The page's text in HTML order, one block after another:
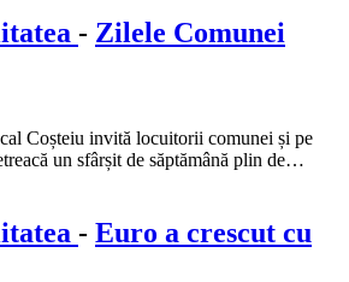
- Zilele Comunei
Coșteiu invită locuitorii comunei și pe
un sfârșit de săptămână plin de…
- Euro a crescut cu